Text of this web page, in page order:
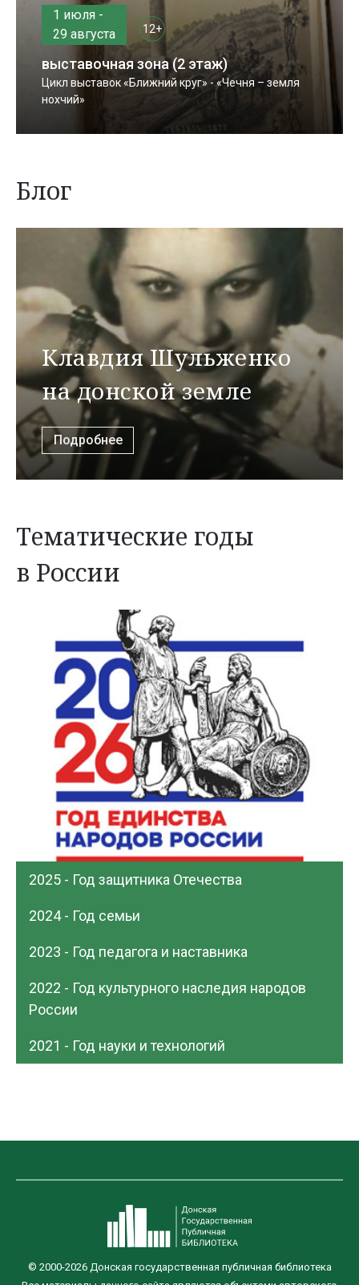
1 июля -
29 августа
12+
выставочная зона (2 этаж)
Цикл выставок «Ближний круг» - «Чечня – земля
нохчий»
Блог
Клавдия Шульженко
на донской земле
Подробнее
Тематические годы
в России
2025 - Год защитника Отечества
2024 - Год семьи
2023 - Год педагога и наставника
2022 - Год культурного наследия народов
России
2021 - Год науки и технологий
© 2000-2026 Донская государственная публичная библиотека